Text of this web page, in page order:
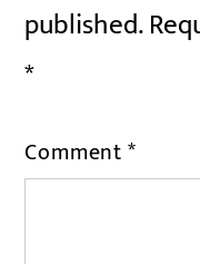
published.
*
Comment*